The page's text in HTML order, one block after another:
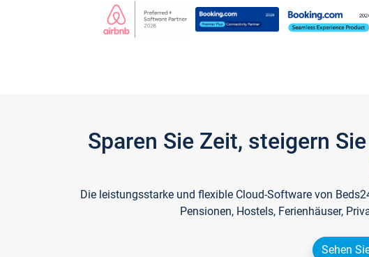
Sparen Sie Zeit, steigern
Die leistungsstarke und flexible Cloud-Software von
Pensionen, Hostels, Ferienhäuser,
Sehen